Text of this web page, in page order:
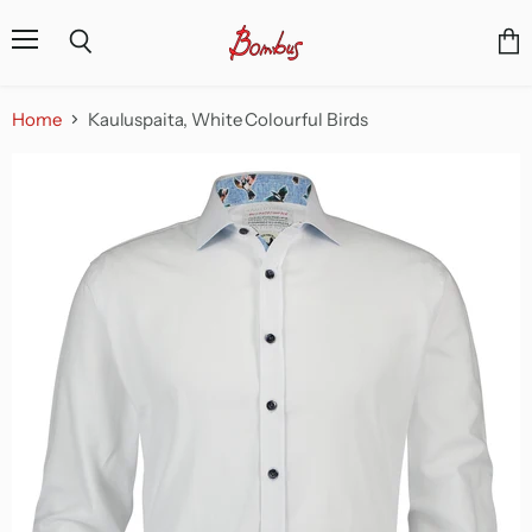
Home Kauluspaita, White Colourful Birds